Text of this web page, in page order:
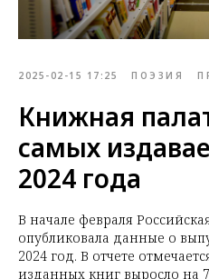
2025-02-15 17:25 ПОЭЗИЯ
Книжная
самых
2024 года
В начале февраля
опубликовала данные о
2024 год. В отчете
изданных книг выросло на